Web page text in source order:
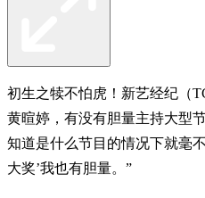
初生之犊不怕虎！新艺经纪（
黄暄婷，有没有胆量主持大型
知道是什么节目的情况下就毫
大奖’我也有胆量。”